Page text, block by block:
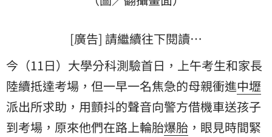
[廣告] 請繼續往下閱讀…
今（11日）大學分科測驗首日，上午考生和家長
陸續抵達考場，但一早一名焦急的母親衝進中壢
派出所求助，用顫抖的聲音向警方借機車送孩子
到考場，原來他們在路上輪胎爆胎 ，眼見時間緊